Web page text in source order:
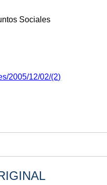
Sociales
2005/12/02/(2)